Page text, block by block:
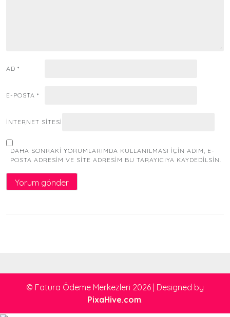
AD *
E-POSTA *
İNTERNET SITESI
DAHA SONRAKI YORUMLARIMDA KULLANILMASI IÇIN ADIM, E-
POSTA ADRESIM VE SITE ADRESIM BU TARAYICIYA KAYDEDILSIN.
© Fatura Ödeme Merkezleri 2026 | Designed by
PixaHive.com.